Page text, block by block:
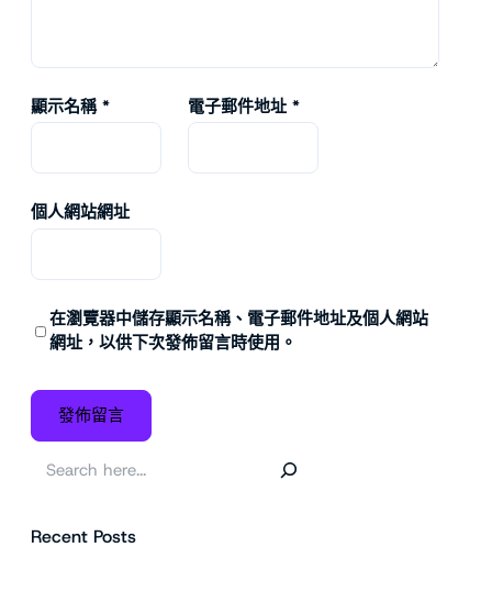
顯示名稱 * 電子郵件地址 *
個人網站網址
在瀏覽器中儲存顯示名稱、電子郵件地址及個人網站
網址，以供下次發佈留言時使用。
Recent Posts